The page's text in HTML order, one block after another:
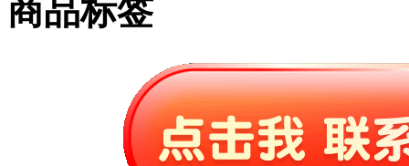
商品标签